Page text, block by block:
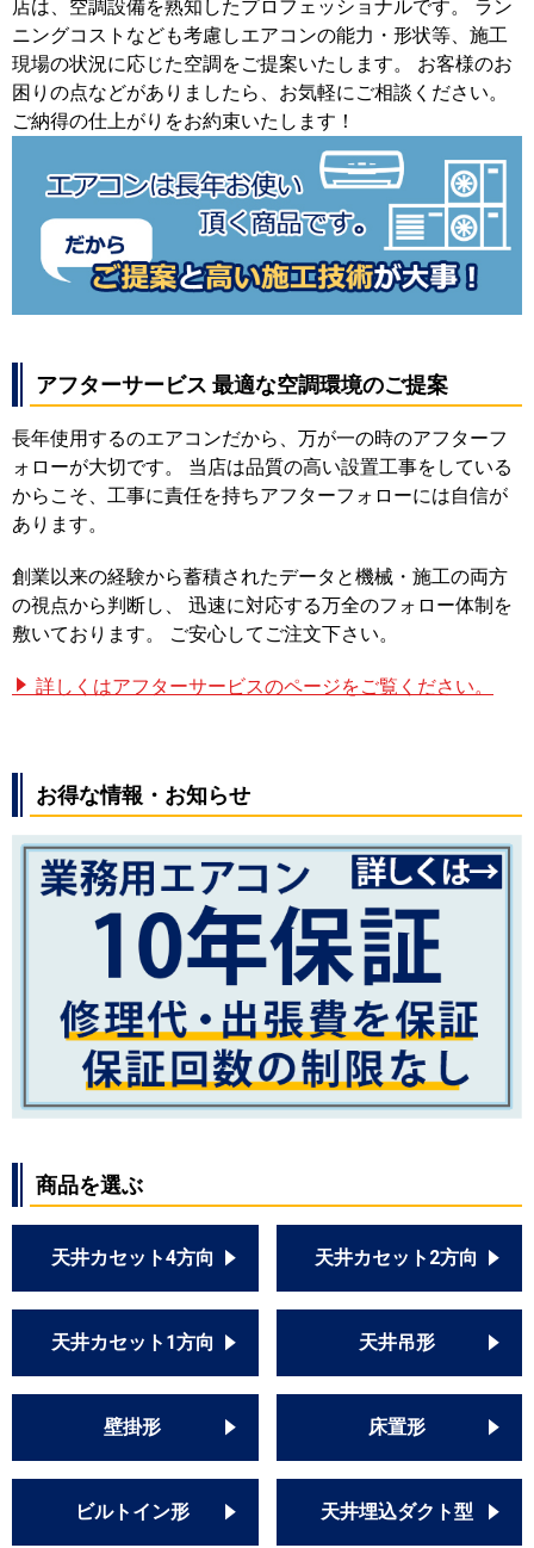
店は、空調設備を熟知したプロフェッショナルです。 ラン
ニングコストなども考慮しエアコンの能力・形状等、施工
現場の状況に応じた空調をご提案いたします。 お客様のお
困りの点などがありましたら、お気軽にご相談ください。
ご納得の仕上がりをお約束いたします！
アフターサービス 最適な空調環境のご提案
長年使用するのエアコンだから、万が一の時のアフターフ
ォローが大切です。 当店は品質の高い設置工事をしている
からこそ、工事に責任を持ちアフターフォローには自信が
あります。
創業以来の経験から蓄積されたデータと機械・施工の両方
の視点から判断し、 迅速に対応する万全のフォロー体制を
敷いております。 ご安心してご注文下さい。
詳しくはアフターサービスのページをご覧ください。
お得な情報・お知らせ
商品を選ぶ
天井カセット4方向 天井カセット2方向
天井カセット1方向 天井吊形
壁掛形 床置形
ビルトイン形 天井埋込ダクト型